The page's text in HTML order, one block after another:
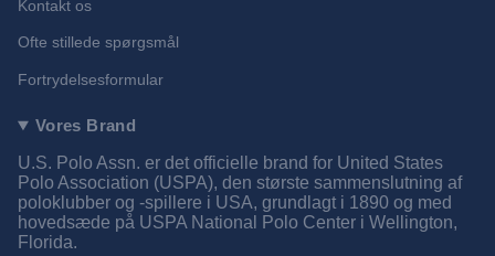
Kontakt os
Ofte stillede spørgsmål
Fortrydelsesformular
Vores Brand
U.S. Polo Assn. er det officielle brand for United States
Polo Association (USPA), den største sammenslutning af
poloklubber og -spillere i USA, grundlagt i 1890 og med
hovedsæde på USPA National Polo Center i Wellington,
Florida.